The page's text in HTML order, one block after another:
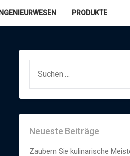
INGENIEURWESEN PRODUKTE
NACH:
Neueste Beiträge
Zaubern Sie kulinarische